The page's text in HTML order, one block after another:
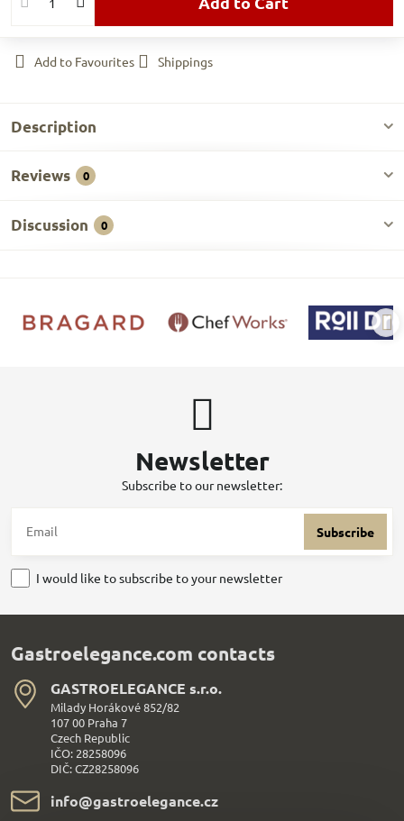
Add to Favourites Shippings
Description
Reviews 0
Discussion 0
Newsletter
Subscribe to our newsletter:
Subscribe
I would like to subscribe to your newsletter
Gastroelegance.com contacts
GASTROELEGANCE s​.r​.o​.
Milady Horákové 852/82
107 00 Praha 7
Czech Republic
IČO: 28258096
DIČ: CZ28258096
info​@gastroelegance​.cz